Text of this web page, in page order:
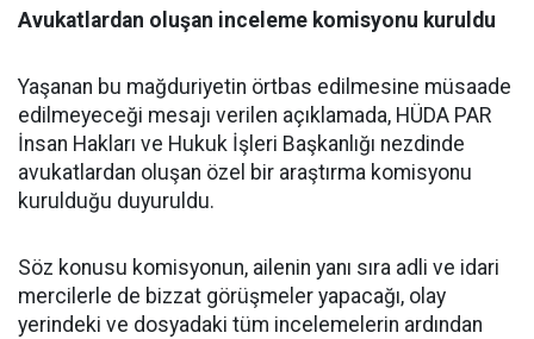
Avukatlardan oluşan inceleme komisyonu kuruldu
Yaşanan bu mağduriyetin örtbas edilmesine müsaade
edilmeyeceği mesajı verilen açıklamada, HÜDA PAR
İnsan Hakları ve Hukuk İşleri Başkanlığı nezdinde
avukatlardan oluşan özel bir araştırma komisyonu
kurulduğu duyuruldu.
Söz konusu komisyonun, ailenin yanı sıra adli ve idari
mercilerle de bizzat görüşmeler yapacağı, olay
yerindeki ve dosyadaki tüm incelemelerin ardından